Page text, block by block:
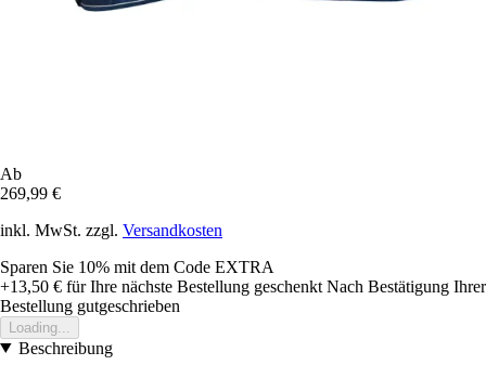
Ab
269,99 €
inkl. MwSt. zzgl. Versandkosten
Sparen Sie 10% mit dem Code EXTRA
+13,50 € für Ihre nächste Bestellung geschenkt Nach Bestätigung Ihrer
Bestellung gutgeschrieben
Loading...
Beschreibung